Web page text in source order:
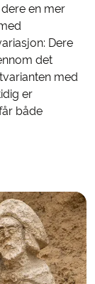
en mer
Dere
det
med
er
både